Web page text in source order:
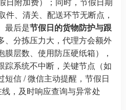
件、清关、配送环节无断点，
最后是节假日的货物防护与跟
、分拣压力大，代理方会额外
层数、使用防压硬纸箱），
踪系统不中断，关键节点（如
短信 / 微信主动提醒，节假日
，及时响应查询与异常处